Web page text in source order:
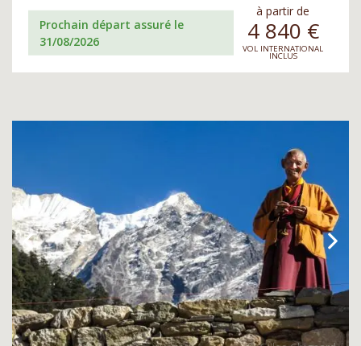
Prochain départ assuré le
31/08/2026
à partir de
4 840 €
VOL INTERNATIONAL
INCLUS